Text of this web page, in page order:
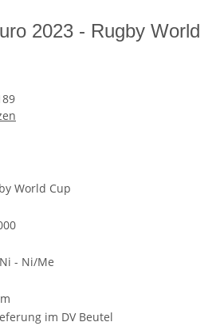
2023 - Rugby World
World Cup
- Ni/Me
im DV Beutel